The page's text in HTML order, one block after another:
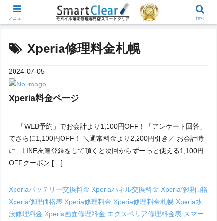
Xperia修理料金札幌
2024-07-05
Xperia料金ページ
「WEB予約」でお会計より1,100円OFF！「アンケート回答」
でさらに1,100円OFF！ ＼通常料金より2,200円引き／ お会計時
に、LINE友達登録をして頂くと次回からずーっと使える1,100円
OFFクーポン […]
Xperiaバッテリー交換料金 Xperiaパネル交換料金 Xperia修理価格
Xperia修理価格表 Xperia修理料金 Xperia修理料金札幌 Xperia水
没修理料金 Xperia画面修理料金 エクスペリア修理料金表 スマー
メニュー 検索